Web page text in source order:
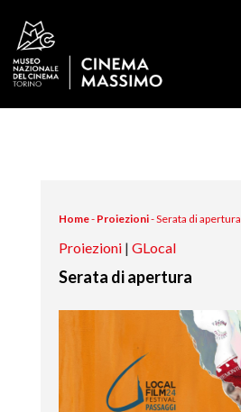
Home- Proiezioni-Serata di apertura
Proiezioni| GLocal
Serata di apertura